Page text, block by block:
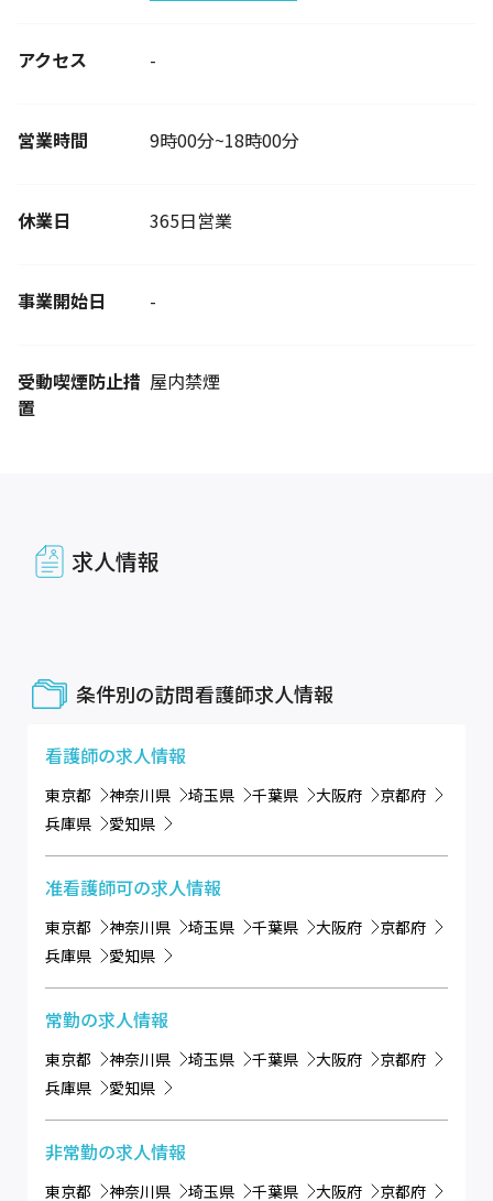
アクセス -
営業時間 9時00分~18時00分
休業日 365日営業
事業開始日 -
受動喫煙防止措
置
屋内禁煙
求人情報
条件別の訪問看護師求人情報
看護師の求人情報
東京都 神奈川県 埼玉県 千葉県 大阪府
京都府
兵庫県
愛知県
准看護師可の求人情報
東京都 神奈川県 埼玉県 千葉県 大阪府
京都府
兵庫県
愛知県
常勤の求人情報
東京都 神奈川県 埼玉県 千葉県 大阪府
京都府
兵庫県
愛知県
非常勤の求人情報
東京都 神奈川県 埼玉県 千葉県 大阪府
京都府